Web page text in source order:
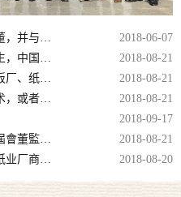
香港瓦通纸业厂商会迎新一届会董，并与中包联纸委会结战略合作伙伴！！
2018-06-07
【头条】贸易战最可怕的事情发生，中国拿美废再动刀，国废可能要涨上天！
2018-08-21
【头条】疯狂！多地区纸厂、纸板厂、纸箱厂纷纷发出5月涨价函！
2018-08-21
【头条】投资数字印刷设备与技术，或者至少准备投资，是避免落后的必要条件！
2018-08-21
2018-09-17
主禮嘉賓梁敬國副局長主持新一屆會董監誓儀式
2018-08-21
不畏酷暑交流学习，记香港瓦通纸业厂商会华东2日考察参观行
2018-08-20